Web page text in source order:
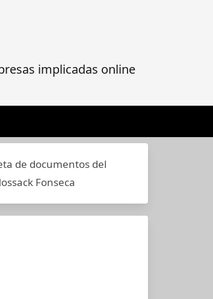
implicadas online
de documentos del
Fonseca